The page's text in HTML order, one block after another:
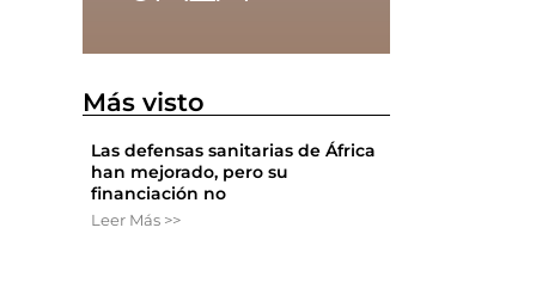
Más visto
Las defensas sanitarias de África
han mejorado, pero su
financiación no
Leer Más >>